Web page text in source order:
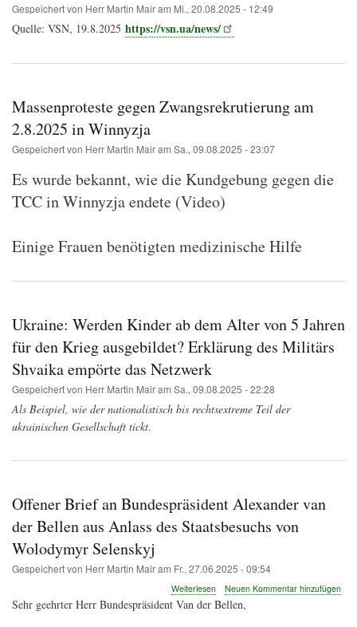
Gespeichert von Herr Martin Mairam Mi., 20.08.2025 - 12:49
Quelle: VSN, 19.8.2025 https://vsn.ua/news/
Massenproteste gegen Zwangsrekrutierung am
2.8.2025 in Winnyzja
Gespeichert von Herr Martin Mairam Sa., 09.08.2025 - 23:07
Es wurde bekannt, wie die Kundgebung gegen die
TCC in Winnyzja endete (Video)
Einige Frauen benötigten medizinische Hilfe
Ukraine: Werden Kinder ab dem Alter von 5 Jahren
für den Krieg ausgebildet? Erklärung des Militärs
Shvaika empörte das Netzwerk
Gespeichert von Herr Martin Mairam Sa., 09.08.2025 - 22:28
Als Beispiel, wie der nationalistisch bis rechtsextreme Teil der
ukrainischen Gesellschaft tickt.
Offener Brief an Bundespräsident Alexander van
der Bellen aus Anlass des Staatsbesuchs von
Wolodymyr Selenskyj
Gespeichert von Herr Martin Mairam Fr., 27.06.2025 - 09:54
Weiterlesenüber
Offener
Neuen Kommentar hinzufügen
Sehr geehrter Herr Bundespräsident Van der Bellen,